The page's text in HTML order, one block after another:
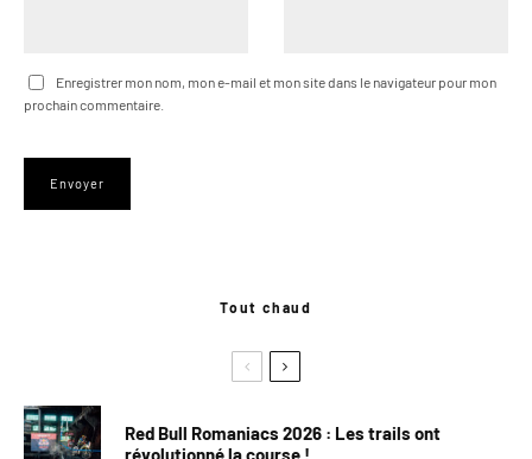
Enregistrer mon nom, mon e-mail et mon site dans le navigateur pour mon
prochain commentaire.
Tout chaud
Red Bull Romaniacs 2026 : Les trails ont
révolutionné la course !